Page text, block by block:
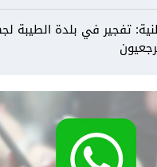
تفجير في بلدة الطيبة